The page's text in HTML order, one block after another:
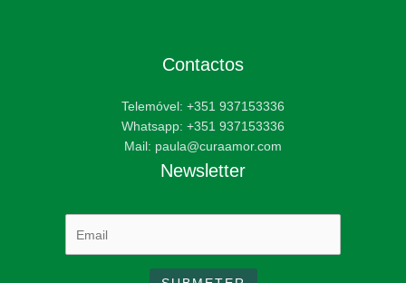
Contactos
Telemóvel: +351 937153336
Whatsapp: +351 937153336
Mail: paula@curaamor.com
Newsletter